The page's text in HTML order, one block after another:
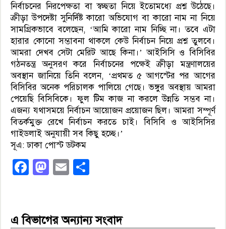
নির্বাচনের নিরপেক্ষতা বা স্বচ্ছতা নিয়ে ইতোমধ্যে প্রশ্ন উঠেছে।
ক্রীড়া উপদেষ্টা সুনির্দিষ্ট কারো অভিযোগ বা কারো নাম না নিয়ে
সামগ্রিকভাবে বলেছেন, ‘আমি কারো নাম নিচ্ছি না। তবে এটা
হারার কোনো সম্ভাবনা থাকলে কেউ নির্বাচন নিয়ে প্রশ্ন তুলবে।
আমরা দেখব সেটা মেরিট আছে কিনা।’ আইসিসি ও বিসিবির
গঠনতন্ত্র অনুসরণ করে নির্বাচনের পক্ষেই ক্রীড়া মন্ত্রণালয়ের
অবস্থান জানিয়ে তিনি বলেন, ‘প্রথমত ৫ আগস্টের পর আগের
বিসিবির অনেক পরিচালক পালিয়ে গেছে। ভঙ্গুর অবস্থায় আমরা
পেয়েছি বিসিবিকে। ফুল টিম কাজ না করলে উন্নতি সম্ভব না।
এজন্য যথাসময়ে নির্বাচন আয়োজন প্রয়োজন ছিল। আমরা সম্পূর্ণ
বিতর্কমুক্ত রেখে নির্বাচন করতে চাই। বিসিবি ও আইসিসির
গাইডলাই অনুযায়ী সব কিছু হচ্ছে।’
সূএ: ঢাকা পোস্ট ডটকম
Facebook
Mastodon
Email
এ বিভাগের অন্যান্য সংবাদ